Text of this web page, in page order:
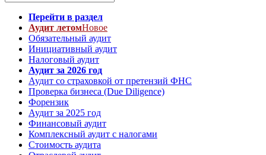
Перейти в раздел
Аудит летомНовое
Обязательный аудит
Инициативный аудит
Налоговый аудит
Аудит за 2026 год
Аудит со страховкой от претензий ФНС
Проверка бизнеса (Due Diligence)
Форензик
Аудит за 2025 год
Финансовый аудит
Комплексный аудит с налогами
Стоимость аудита